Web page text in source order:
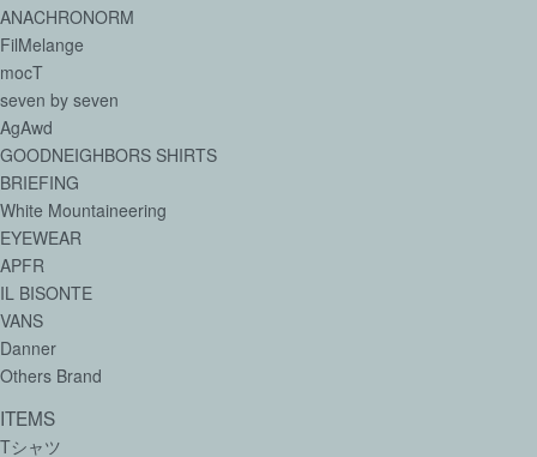
ANACHRONORM
FilMelange
mocT
seven by seven
AgAwd
GOODNEIGHBORS SHIRTS
BRIEFING
White Mountaineering
EYEWEAR
APFR
IL BISONTE
VANS
Danner
Others Brand
ITEMS
Tシャツ